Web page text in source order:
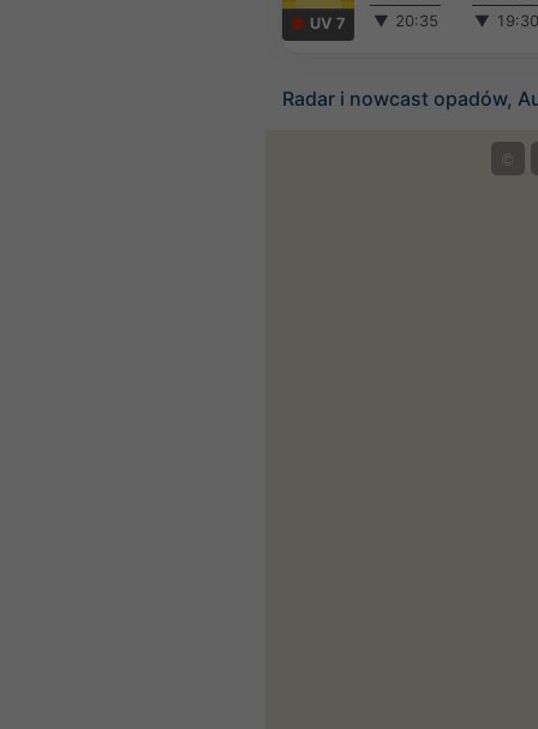
UV 7
▼ 20:35
▼
Radar i nowcast opadów,
©